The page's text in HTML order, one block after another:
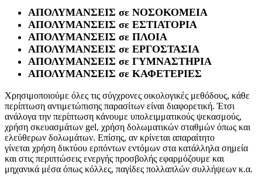
ΑΠΟΛΥΜΑΝΣΕΙΣ σε ΝΟΣΟΚΟΜΕΙΑ
ΑΠΟΛΥΜΑΝΣΕΙΣ σε ΕΣΤΙΑΤΟΡΙΑ
ΑΠΟΛΥΜΑΝΣΕΙΣ σε ΠΛΟΙΑ
ΑΠΟΛΥΜΑΝΣΕΙΣ σε ΕΡΓΟΣΤΑΣΙΑ
ΑΠΟΛΥΜΑΝΣΕΙΣ σε ΓΥΜΝΑΣΤΗΡΙΑ
ΑΠΟΛΥΜΑΝΣΕΙΣ σε ΚΑΦΕΤΕΡΙΕΣ
Χρησιμοποιούμε όλες τις σύγχρονες οικολογικές μεθόδους, κάθε
περίπτωση αντιμετώπισης παρασίτων είναι διαφορετική. Έτσι
ανάλογα την περίπτωση κάνουμε υπολειμματικούς ψεκασμούς,
χρήση σκευασμάτων gel, χρήση δολωματικών σταθμών όπως και
ελεύθερων δολωμάτων. Επίσης, αν κρίνεται απαραίτητο
γίνεται χρήση δικτύου ερπόντων εντόμων στα κατάλληλα σημεία
και στις περιπτώσεις ενεργής προσβολής εφαρμόζουμε και
μηχανικά μέσα όπως κόλλες, παγίδες πολλαπλών συλλήψεων κ.α.